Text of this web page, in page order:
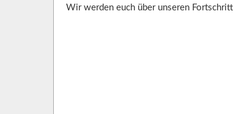
Wir werden euch über unseren